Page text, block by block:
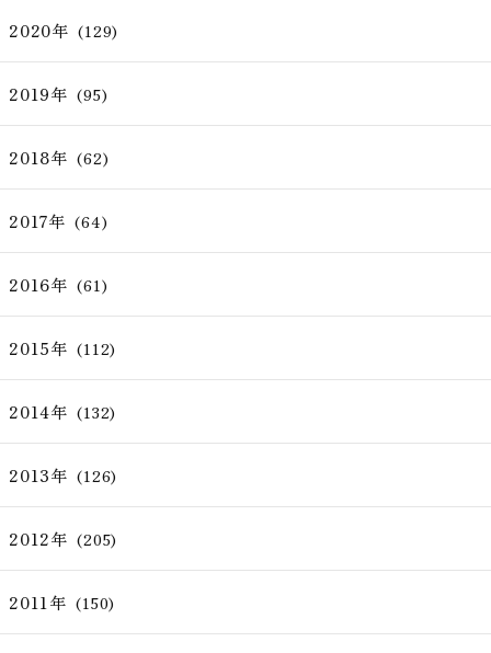
2020年 (129)
2019年 (95)
2018年 (62)
2017年 (64)
2016年 (61)
2015年 (112)
2014年 (132)
2013年 (126)
2012年 (205)
2011年 (150)